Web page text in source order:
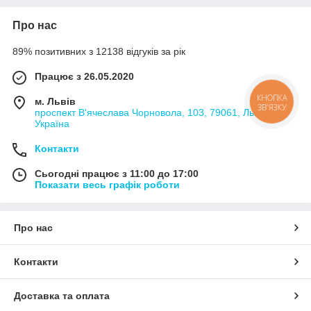
Про нас
89% позитивних з 12138 відгуків за рік
Працює з 26.05.2020
м. Львів
проспект В'ячеслава Чорновола, 103, 79061, Львів,
Україна
Контакти
Сьогодні працює з 11:00 до 17:00
Показати весь графік роботи
Про нас
Контакти
Доставка та оплата
КНОПКА
ЗВ'ЯЗКУ